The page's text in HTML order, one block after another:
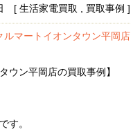
[ 生活家電買取 , 買取事例 ]
ルマートイオンタウン平岡店
ウン平岡店の買取事例】
す。